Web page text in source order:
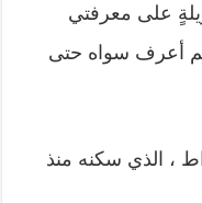
على معرفتي
لم أعرف سواه حتى
، الذي سكنه منذ